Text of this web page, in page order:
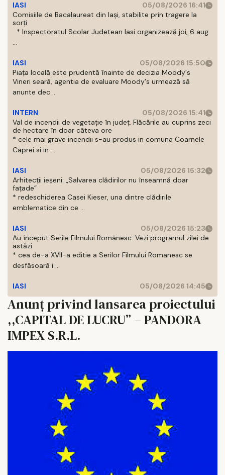
IASI
05/08/2026 16:41
Comisiile de Bacalaureat din Iași, stabilite prin tragere la
sorți
* Inspectoratul Scolar Judetean Iasi organizează joi, 6 aug
...
IASI
05/08/2026 15:50
Piața locală este prudentă înainte de decizia Moody's
Vineri seară, agentia de evaluare Moody's urmează să
anunte dec ...
INTERN
05/08/2026 15:41
Val de incendii de vegetație în județ. Flăcările au cuprins zeci
de hectare în doar câteva ore
* cele mai grave incendii s-au produs in comuna Coarnele
Caprei si in ...
IASI
05/08/2026 15:32
Arhitecții ieșeni: „Salvarea clădirilor nu înseamnă doar
fațade”
* redeschiderea Casei Kieser, una dintre clădirile
emblematice din ce ...
IASI
05/08/2026 15:23
Au început Serile Filmului Românesc. Vezi programul zilei de
astăzi
* cea de-a XVII-a editie a Serilor Filmului Romanesc se
desfăsoară i ...
IASI 05/08/2026 14:45
Anunț privind lansarea proiectului
,,CAPITAL DE LUCRU” – PANDORA
IMPEX S.R.L.